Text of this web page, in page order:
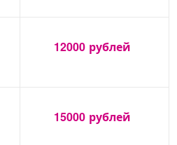
12000 рублей
15000 рублей